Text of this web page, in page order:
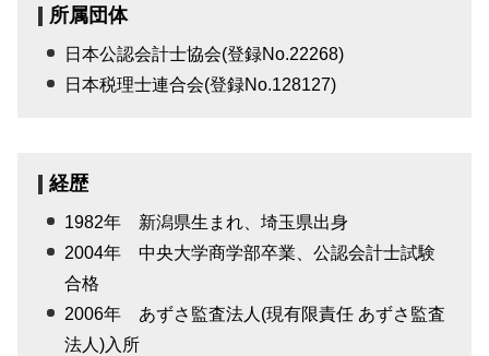
所属団体
日本公認会計士協会(登録No.22268)
日本税理士連合会(登録No.128127)
経歴
1982年 新潟県生まれ、埼玉県出身
2004年 中央大学商学部卒業、公認会計士試験
合格
2006年 あずさ監査法人(現有限責任 あずさ監査
法人)入所